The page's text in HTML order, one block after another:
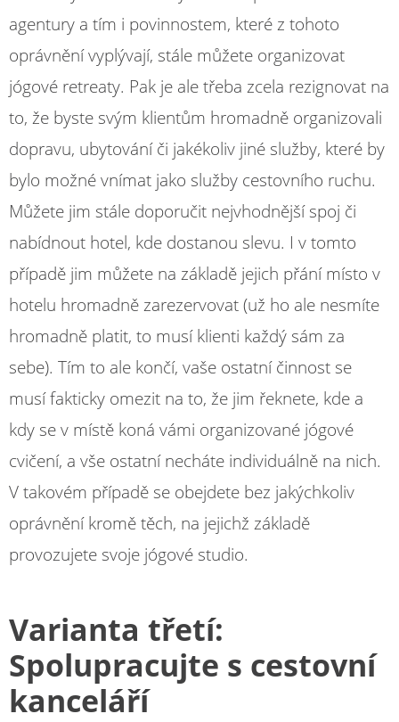
agentury a tím i povinnostem, které z tohoto
oprávnění vyplývají, stále můžete organizovat
jógové retreaty. Pak je ale třeba zcela rezignovat na
to, že byste svým klientům hromadně organizovali
dopravu, ubytování či jakékoliv jiné služby, které by
bylo možné vnímat jako služby cestovního ruchu.
Můžete jim stále doporučit nejvhodnější spoj či
nabídnout hotel, kde dostanou slevu. I v tomto
případě jim můžete na základě jejich přání místo v
hotelu hromadně zarezervovat (už ho ale nesmíte
hromadně platit, to musí klienti každý sám za
sebe). Tím to ale končí, vaše ostatní činnost se
musí fakticky omezit na to, že jim řeknete, kde a
kdy se v místě koná vámi organizované jógové
cvičení, a vše ostatní necháte individuálně na nich.
V takovém případě se obejdete bez jakýchkoliv
oprávnění kromě těch, na jejichž základě
provozujete svoje jógové studio.
Varianta třetí:
Spolupracujte s cestovní
kanceláří